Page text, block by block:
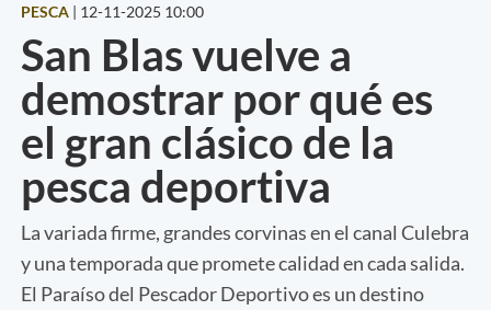
PESCA | 12-11-2025 10:00
San Blas vuelve a
demostrar por qué es
el gran clásico de la
pesca deportiva
La variada firme, grandes corvinas en el canal Culebra
y una temporada que promete calidad en cada salida.
El Paraíso del Pescador Deportivo es un destino